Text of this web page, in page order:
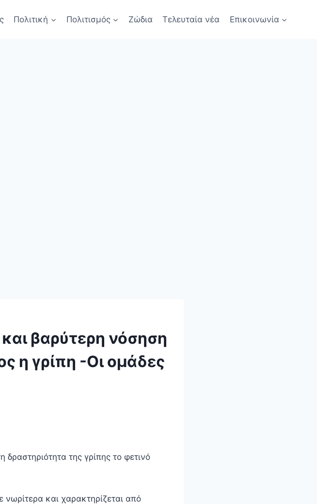
Πολιτική Πολιτισμός Ζώδια Τελευταία νέα Επικοινωνία
βαρύτερη νόσηση
η γρίπη -Οι ομάδες
δραστηριότητα της γρίπης το φετινό
νωρίτερα και χαρακτηρίζεται από